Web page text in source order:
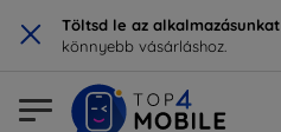
× Töltsd le az alkalmazásunkat
könnyebb vásárláshoz.